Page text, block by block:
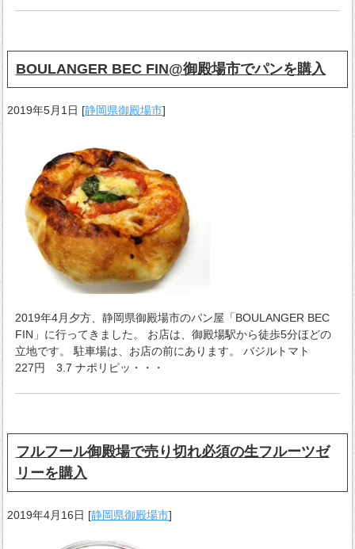
BOULANGER BEC FIN@御殿場市でパンを購入
2019年5月1日 [静岡県御殿場市]
2019年4月夕方、静岡県御殿場市のパン屋「BOULANGER BEC
FIN」に行ってきました。 お店は、御殿場駅から徒歩5分ほどの
立地です。 駐車場は、お店の前にあります。 バジルトマト
227円 3.7 ナポリピッ・・・
フルフール御殿場で売り切れ必須の生フルーツゼ
リーを購入
2019年4月16日 [静岡県御殿場市]